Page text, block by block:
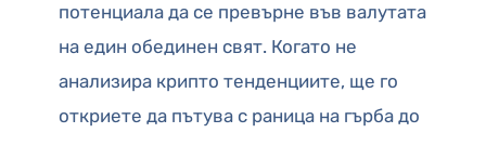
потенциала да се превърне във валутата
на един обединен свят. Когато не
анализира крипто тенденциите, ще го
откриете да пътува с раница на гърба до